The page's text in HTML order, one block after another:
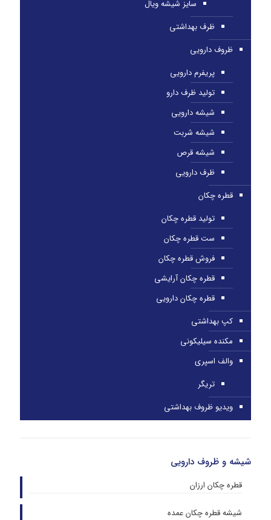
سایز شیشه ویال
ظرف بهداشتی
ظروف دارویی
پریفرم دارویی
تولید ظرف دارو
شیشه دارویی
شیشه شربت
شیشه قرص
ظرف دارویی
قطره چکان
تولید قطره چکان
ست قطره چکان
فروش قطره چکان
قطره چکان آرایشی
قطره چکان دارویی
کپ بهداشتی
مکنده سیلیکونی
والف اسپری
تریگر
ویدیو ظروف بهداشتی
شیشه و ظروف دارویی
قطره چکان ارزان
شیشه قطره چکان عمده